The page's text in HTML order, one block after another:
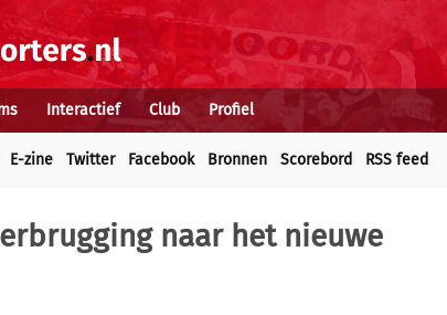
Interactief Club Profiel
E-zine Twitter Facebook Bronnen Scorebord RSS feed
naar het nieuwe